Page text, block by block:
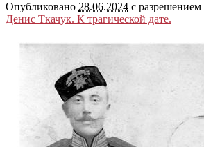
Опубликовано 28.06.2024 с разрешением
Денис Ткачук. К трагической дате.